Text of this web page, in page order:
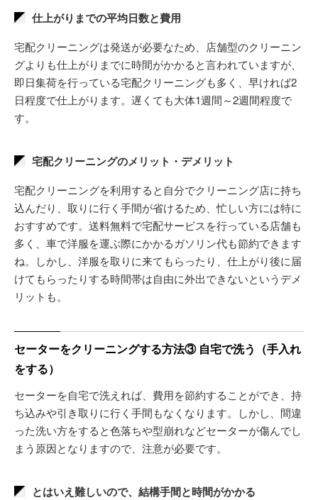
仕上がりまでの平均日数と費用
宅配クリーニングは発送が必要なため、店舗型のクリーニン
グよりも仕上がりまでに時間がかかると言われていますが、
即日集荷を行っている宅配クリーニングも多く、早ければ2
日程度で仕上がります。遅くても大体1週間～2週間程度で
す。
宅配クリーニングのメリット・デメリット
宅配クリーニングを利用すると自分でクリーニング店に持ち
込んだり、取りに行く手間が省けるため、忙しい方には特に
おすすめです。送料無料で宅配サービスを行っている店舗も
多く、車で洋服を運ぶ際にかかるガソリン代も節約できます
ね。しかし、洋服を取りに来てもらったり、仕上がり後に届
けてもらったりする時間帯は自由に外出できないというデメ
リットも。
セーターをクリーニングする方法③ 自宅で洗う（手入れ
をする）
セーターを自宅で洗えれば、費用を節約することができ、持
ち込みや引き取りに行く手間もなくなります。しかし、間違
った洗い方をすると色落ちや型崩れなどセーターが傷んでし
まう原因となりますので、注意が必要です。
とはいえ難しいので、結構手間と時間がかかる